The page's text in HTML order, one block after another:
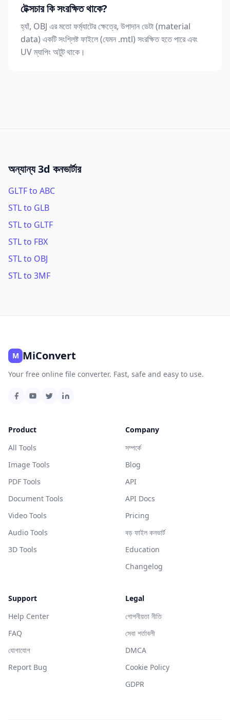
টেক্সচার কি সংরক্ষিত থাকে?
হ্যাঁ, OBJ এর মতো ফর্ম্যাটের ক্ষেত্রে, উপাদান ডেটা (material
data) একটি সংশ্লিষ্ট ফাইলে (যেমন .mtl) সংরক্ষিত হতে পারে এবং
UV ম্যাপিং অটুট থাকে।
অন্যান্য 3d কনভার্টার
GLTF to ABC
STL to GLB
STL to GLTF
STL to FBX
STL to OBJ
STL to 3MF
M MiConvert
Your free online file converter. Fast, safe and easy to use.
Product
All Tools
Image Tools
PDF Tools
Document Tools
Video Tools
Audio Tools
3D Tools
Company
সম্পর্কে
Blog
API
API Docs
Pricing
বড় ফাইল কনভার্ট
Education
Changelog
Support
Help Center
FAQ
যোগাযোগ
Report Bug
Legal
গোপনীয়তা নীতি
সেবা শর্তাবলী
DMCA
Cookie Policy
GDPR